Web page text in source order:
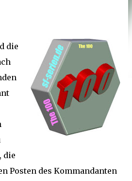
die
die
Posten des Kommandanten